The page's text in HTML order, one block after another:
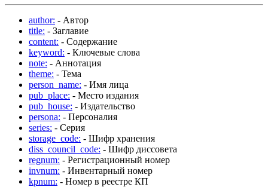
author: - Автор
title: - Заглавие
content: - Содержание
keyword: - Ключевые слова
note: - Аннотация
theme: - Тема
person_name: - Имя лица
pub_place: - Место издания
pub_house: - Издательство
persona: - Персоналия
series: - Серия
storage_code: - Шифр хранения
diss_council_code: - Шифр диссовета
regnum: - Регистрационный номер
invnum: - Инвентарный номер
kpnum: - Номер в реестре КП